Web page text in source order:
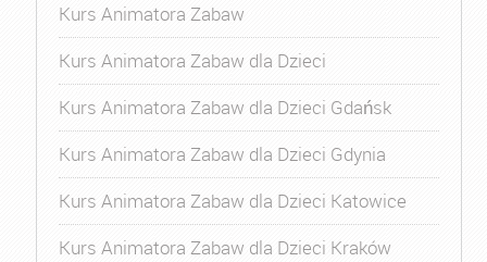
Kurs Animatora Zabaw
Kurs Animatora Zabaw dla Dzieci
Kurs Animatora Zabaw dla Dzieci Gdańsk
Kurs Animatora Zabaw dla Dzieci Gdynia
Kurs Animatora Zabaw dla Dzieci Katowice
Kurs Animatora Zabaw dla Dzieci Kraków